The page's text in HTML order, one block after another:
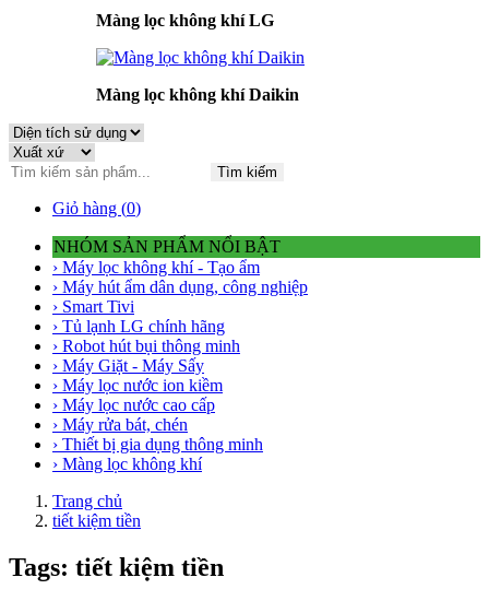
Màng lọc không khí LG
Màng lọc không khí Daikin
Tìm kiếm
Giỏ hàng (0)
NHÓM SẢN PHẨM NỔI BẬT
› Máy lọc không khí - Tạo ẩm
› Máy hút ẩm dân dụng, công nghiệp
› Smart Tivi
› Tủ lạnh LG chính hãng
› Robot hút bụi thông minh
› Máy Giặt - Máy Sấy
› Máy lọc nước ion kiềm
› Máy lọc nước cao cấp
› Máy rửa bát, chén
› Thiết bị gia dụng thông minh
› Màng lọc không khí
Trang chủ
tiết kiệm tiền
Tags: tiết kiệm tiền